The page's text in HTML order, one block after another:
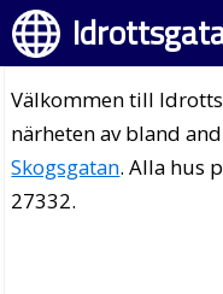
Välkommen till
närheten av bland
Skogsgatan. Alla hus
27332.